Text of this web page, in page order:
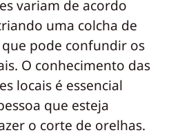
variam de acordo
uma colcha de
pode confundir os
O conhecimento das
locais é essencial
que esteja
o corte de orelhas.